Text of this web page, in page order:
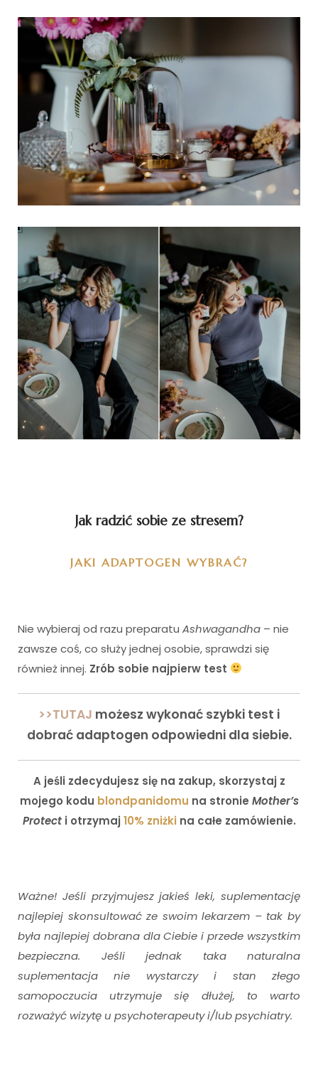
Jak radzić sobie ze stresem?
JAKI ADAPTOGEN WYBRAĆ?
Nie wybieraj od razu preparatu Ashwagandha – nie
zawsze coś, co służy jednej osobie, sprawdzi się
również innej. Zrób sobie najpierw test
>>TUTAJ możesz wykonać szybki test i
dobrać adaptogen odpowiedni dla siebie.
A jeśli zdecydujesz się na zakup, skorzystaj z
mojego kodu blondpanidomu na stronie Mother’s
Protecti otrzymaj10% zniżkina całe zamówienie.
Ważne! Jeśli przyjmujesz jakieś leki, suplementację
najlepiej skonsultować ze swoim lekarzem – tak by
była najlepiej dobrana dla Ciebie i przede wszystkim
bezpieczna. Jeśli jednak taka naturalna
suplementacja nie wystarczy i stan złego
samopoczucia utrzymuje się dłużej, to warto
rozważyć wizytę u psychoterapeuty i/lub psychiatry.